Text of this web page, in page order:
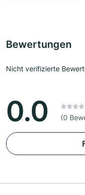
Bewertungen
Nicht verifizierte
0.0 (0